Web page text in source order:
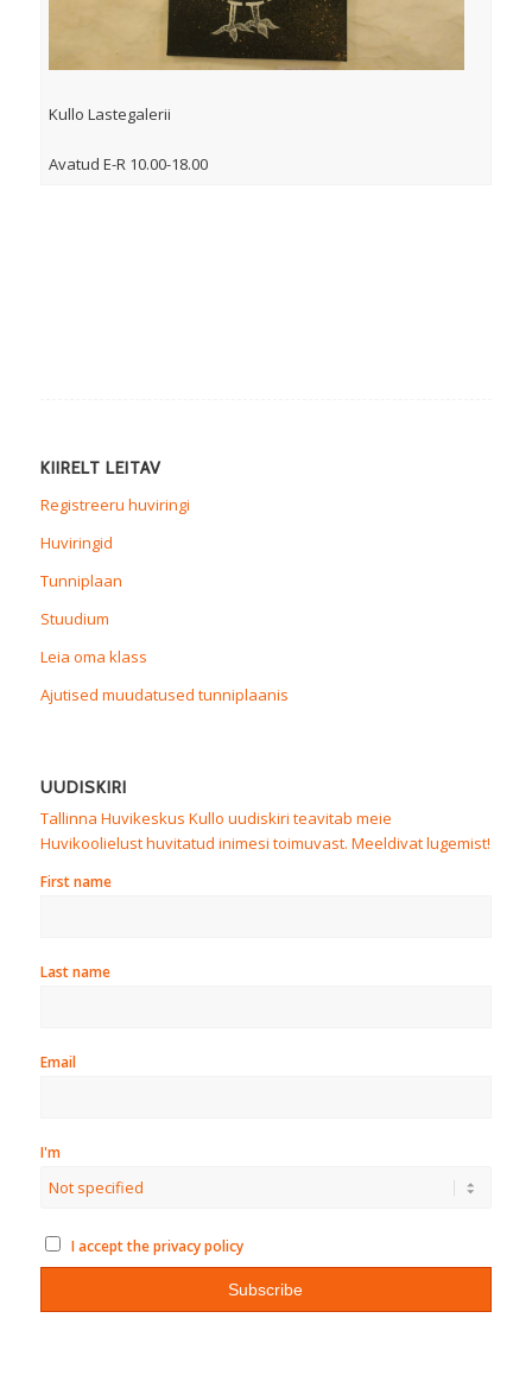
Kullo Lastegalerii
Avatud E-R 10.00-18.00
KIIRELT LEITAV
Registreeru huviringi
Huviringid
Tunniplaan
Stuudium
Leia oma klass
Ajutised muudatused tunniplaanis
UUDISKIRI
Tallinna Huvikeskus Kullo uudiskiri teavitab meie
Huvikoolielust huvitatud inimesi toimuvast. Meeldivat lugemist!
First name
Last name
Email
I'm
I accept the privacy policy